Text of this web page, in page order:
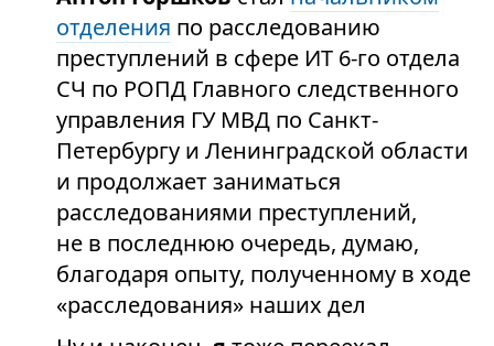
отделения по расследованию
преступлений в сфере ИТ 6-го отдела
СЧ по РОПД Главного следственного
управления ГУ МВД по Санкт-
Петербургу и Ленинградской области
и продолжает заниматься
расследованиями преступлений,
не в последнюю очередь, думаю,
благодаря опыту, полученному в ходе
«расследования» наших дел